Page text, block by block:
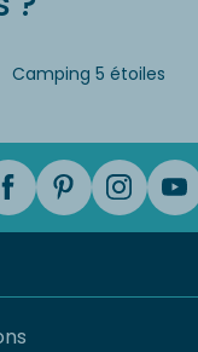
Camping 5 étoiles